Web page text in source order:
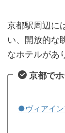
京都駅周辺に
い、開放的な
なホテルがあ
京都で
●ヴィアイン